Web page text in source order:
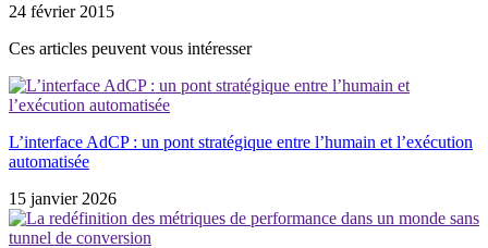
24 février 2015
Ces articles peuvent vous intéresser
L’interface AdCP : un pont stratégique entre l’humain et l’exécution
automatisée
15 janvier 2026